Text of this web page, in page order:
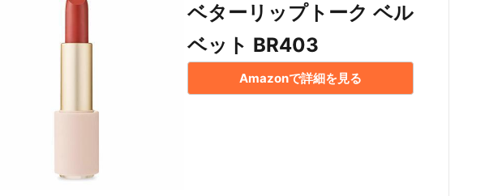
ベターリップトーク ベル
ベット BR403
Amazonで詳細を見る